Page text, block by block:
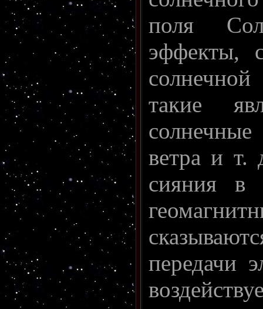
поля
эффекты,
такие
ветра и т.
сияния в
передачи